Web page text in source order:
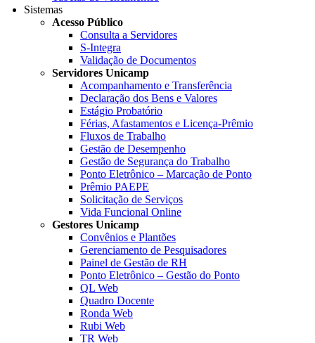
Sistemas
Acesso Público
Consulta a Servidores
S-Integra
Validação de Documentos
Servidores Unicamp
Acompanhamento e Transferência
Declaração dos Bens e Valores
Estágio Probatório
Férias, Afastamentos e Licença-Prêmio
Fluxos de Trabalho
Gestão de Desempenho
Gestão de Segurança do Trabalho
Ponto Eletrônico – Marcação de Ponto
Prêmio PAEPE
Solicitação de Serviços
Vida Funcional Online
Gestores Unicamp
Convênios e Plantões
Gerenciamento de Pesquisadores
Painel de Gestão de RH
Ponto Eletrônico – Gestão do Ponto
QL Web
Quadro Docente
Ronda Web
Rubi Web
TR Web